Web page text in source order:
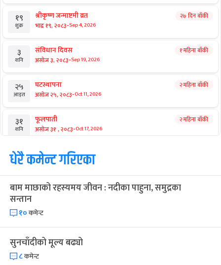
१९
शुक्र
श्रीकृष्ण जन्माष्टमी व्रत
भाद्र १९, २०८३-Sep 4, 2026
२७ दिन बाँकी
३
शनि
संविधान दिवस
असोज ३, २०८३-Sep 19, 2026
१ महिना बाँकी
२५
आइत
घटस्थापना
असोज २५, २०८३-Oct 11, 2026
२ महिना बाँकी
३१
शनि
फूलपाती
असोज ३१ , २०८३-Oct 17, 2026
२ महिना बाँकी
१
आइत
कार्तिक सङ्क्रान्ति
कार्तिक १, २०८३-Oct 18, 2026
३
मंगल
महानवमी २ महिना बाँकी
४
५ पापा‌ङ्कुशा एकादशी व्रत
धेरै कमेन्ट गरिएका
बाम माछाको रहस्यमय जीवन : नदीका पाहुना, समुद्रका
सन्तान
१०कमेन्ट
सुनचाँदीको मूल्य बढ्यो
८कमेन्ट